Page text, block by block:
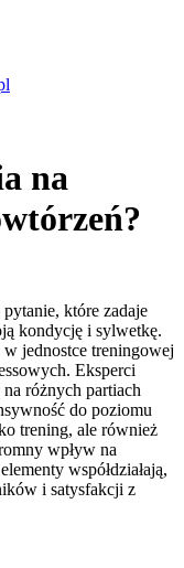
na
które zadaje
kondycję i sylwetkę.
jednostce treningowej
Eksperci
różnych partiach
do poziomu
trening, ale również
wpływ na
współdziałają,
i satysfakcji z